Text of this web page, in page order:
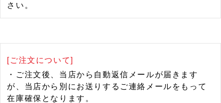
さい。
[ご注文について]
・ご注文後、当店から自動返信メールが届きます
が、当店から別にお送りするご連絡メールをもって
在庫確保となります。